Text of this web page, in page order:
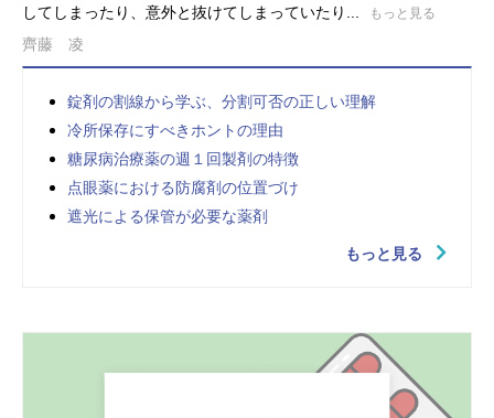
してしまったり、意外と抜けてしまっていたり...
もっと見る
齊藤 凌
錠剤の割線から学ぶ、分割可否の正しい理解
冷所保存にすべきホントの理由
糖尿病治療薬の週１回製剤の特徴
点眼薬における防腐剤の位置づけ
遮光による保管が必要な薬剤
もっと見る